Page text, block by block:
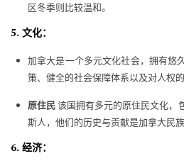
区冬季则比较温和。
5. 文化：
加拿大是一个多元文化社会，拥有悠
策、健全的社会保障体系以及对人权
原住民该国拥有多元的原住民文化，
斯人，他们的历史与贡献是加拿大民
6. 经济：